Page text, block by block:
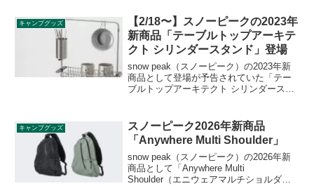
「ラバーブーツ」にインスパイヤされた
超ビッグトートで、ラバーブーツ形チャ
ーム付きです。詳細をレビューします。
キャンプグッズ
【2/18〜】スノーピークの2023年
新商品「テーブルトップアーキテ
クト シリンダースタンド」登場
snow peak（スノーピーク）の2023年新
商品として登場が予告されていた「テー
ブルトップアーキテクト シリンダースタ
を固定して一か所にまとめて保管できま
す。詳細をレビューします。
キャンプグッズ
スノーピーク2026年新商品
「Anywhere Multi Shoulder」
snow peak（スノーピーク）の2026年新
商品として「Anywhere Multi
Shoulder（エニウェアマルチショルダ